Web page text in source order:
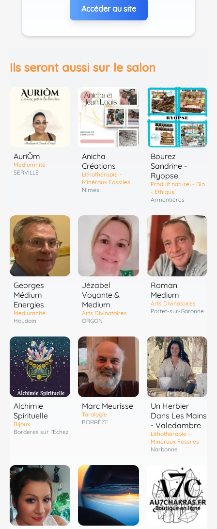
Accéder au site
Ils seront aussi sur le salon
AuriÔm
Mediumnité
SERVILLE
Anicha
Créations
Lithothérapie -
Minéraux Fossiles
Nimes
Bourez
Sandrine -
Ryopse
Produit naturel - Bio
- Ethique
Armentières
Georges
Médium
Energies
Mediumnité
Houdain
Jézabel
Voyante &
Medium
Arts Divinatoires
ORGON
Roman
Medium
Arts Divinatoires
Portet-sur-Garonne
Alchimie
Spirituelle
Bijoux
Borderes sur l'Echez
Marc Meurisse
Tarologie
BORRÈZE
Un Herbier
Dans Les Mains
- Valedambre
Lithothérapie -
Minéraux Fossiles
Narbonne